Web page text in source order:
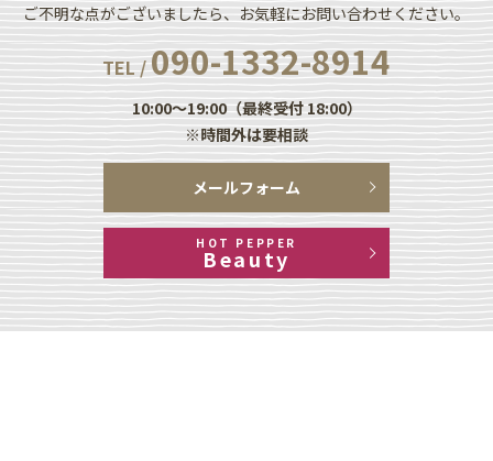
ご不明な点がございましたら、お気軽にお問い合わせください。
TEL /090-1332-8914
10:00～19:00（最終受付 18:00）
※時間外は要相談
メールフォーム
HOT PEPPER
Beauty